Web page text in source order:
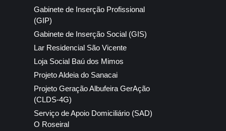
Gabinete de Inserção Profissional
(GIP)
Gabinete de Inserção Social (GIS)
Lar Residencial São Vicente
Loja Social Baú dos Mimos
Projeto Aldeia do Sanacai
Projeto Geração Albufeira GerAção
(CLDS-4G)
Serviço de Apoio Domiciliário (SAD)
O Roseiral